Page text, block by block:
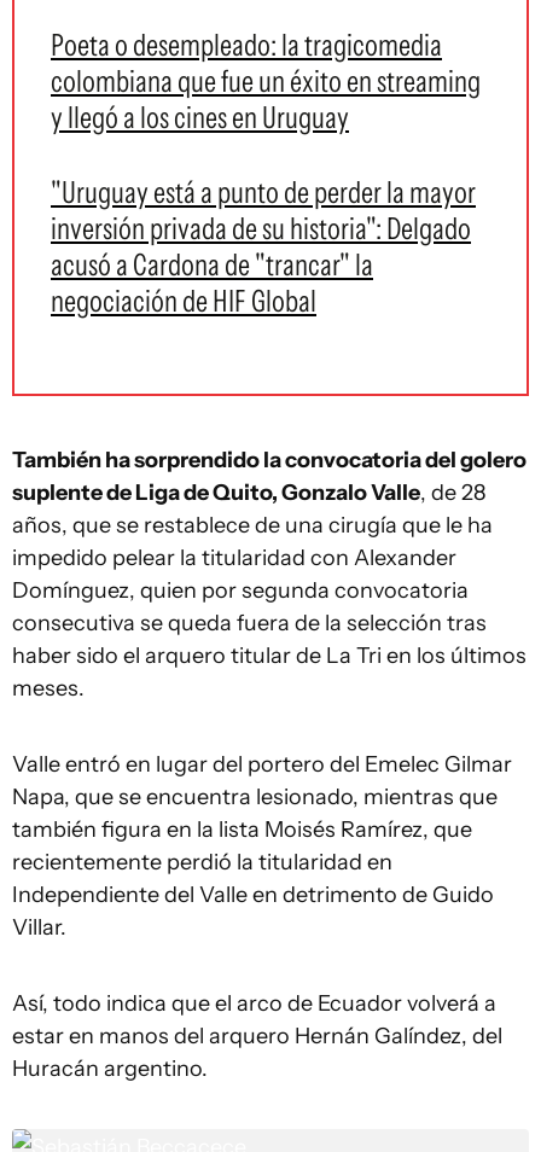
Poeta o desempleado: la tragicomedia
colombiana que fue un éxito en streaming
y llegó a los cines en Uruguay
"Uruguay está a punto de perder la mayor
inversión privada de su historia": Delgado
acusó a Cardona de "trancar" la
negociación de HIF Global
También ha sorprendido la convocatoria del golero
suplente de Liga de Quito, Gonzalo Valle, de 28
años, que se restablece de una cirugía que le ha
impedido pelear la titularidad con Alexander
Domínguez, quien por segunda convocatoria
consecutiva se queda fuera de la selección tras
haber sido el arquero titular de La Tri en los últimos
meses.
Valle entró en lugar del portero del Emelec Gilmar
Napa, que se encuentra lesionado, mientras que
también figura en la lista Moisés Ramírez, que
recientemente perdió la titularidad en
Independiente del Valle en detrimento de Guido
Villar.
Así, todo indica que el arco de Ecuador volverá a
estar en manos del arquero Hernán Galíndez, del
Huracán argentino.